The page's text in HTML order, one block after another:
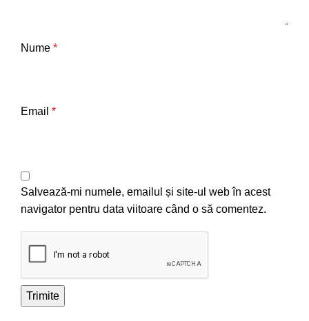
Nume *
Email *
Salvează-mi numele, emailul și site-ul web în acest
navigator pentru data viitoare când o să comentez.